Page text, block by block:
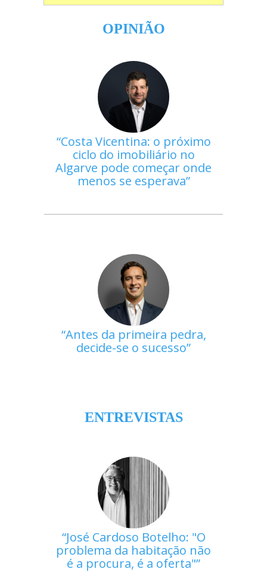
OPINIÃO
Costa Vicentina: o próximo
ciclo do imobiliário no
Algarve pode começar onde
menos se esperava
Antes da primeira pedra,
decide-se o sucesso
ENTREVISTAS
José Cardoso Botelho: "O
problema da habitação não
é a procura, é a oferta"